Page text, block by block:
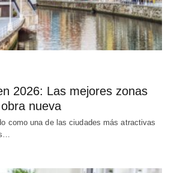
2026: Las mejores zonas
nueva
como una de las ciudades más atractivas